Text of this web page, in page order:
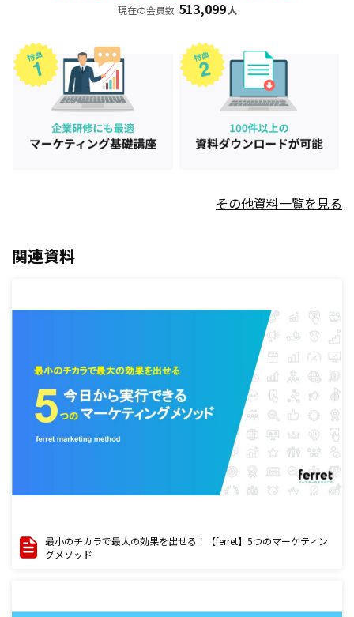
現在の会員数 513,099 人
その他資料一覧を見る
関連資料
最小のチカラで最大の効果を出せる！【ferret】5つのマーケティン
グメソッド